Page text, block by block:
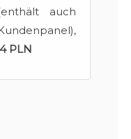
auch
4 PLN